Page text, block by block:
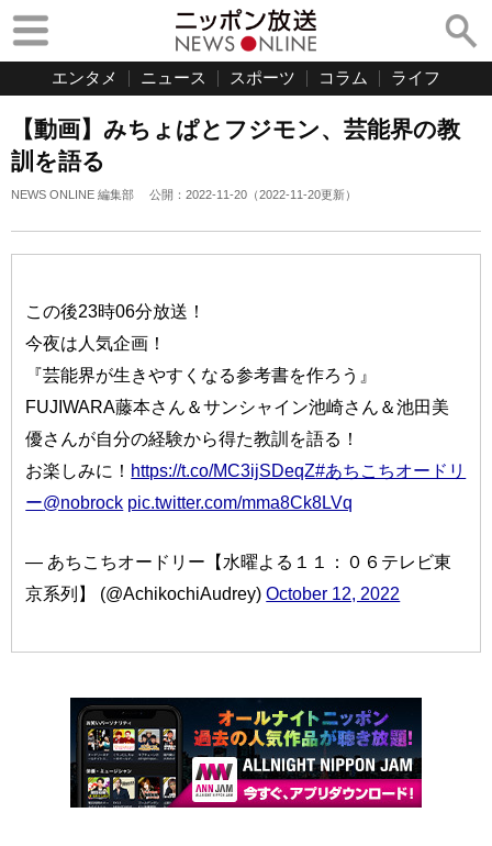
エンタメ ニュース スポーツ コラム ライフ
【動画】みちょぱとフジモン、芸能界の教
訓を語る
NEWS ONLINE 編集部 公開： 2022-11-20 （2022-11-20更新）
この後23時06分放送！
今夜は人気企画！
『芸能界が生きやすくなる参考書を作ろう』
FUJIWARA藤本さん＆サンシャイン池崎さん＆池田美
優さんが自分の経験から得た教訓を語る！
お楽しみに！ https://t.co/MC3ijSDeqZ#あちこちオードリ
ー@nobrock pic.twitter.com/mma8Ck8LVq
— あちこちオードリー【水曜よる１１：０６テレビ東
京系列】 (@AchikochiAudrey)October 12, 2022